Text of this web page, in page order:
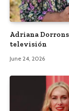
Adriana
televisión
June 24, 2026